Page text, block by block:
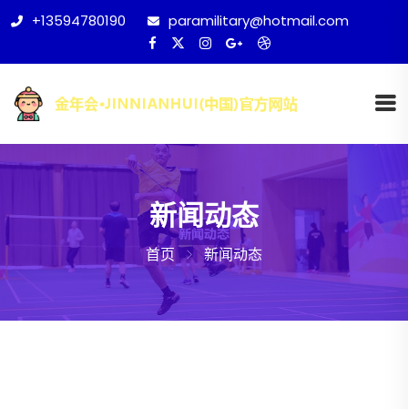
+13594780190 paramilitary@hotmail.com
新闻动态
首页 新闻动态